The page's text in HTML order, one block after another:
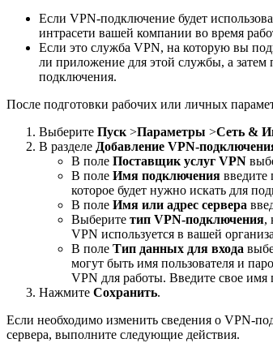
Если VPN-подключение будет
интрасети вашей компании во время
Если это служба VPN, на которую вы
ли приложение для этой службы, а
подключения.
После подготовки рабочих или личных
Выберите Пуск >Параметры >Сеть &
В разделе Добавление VPN-
В поле Поставщик услуг VPN
В поле Имя подключения
которое будет нужно искать для
В поле Имя или адрес сервера
Выберите тип VPN-подключения,
VPN используется в вашей
В поле Тип данных для входа
могут быть имя пользователя и
VPN для работы. Введите свое имя
Нажмите Сохранить.
Если необходимо изменить сведения о VPN-
сервера, выполните следующие действия.